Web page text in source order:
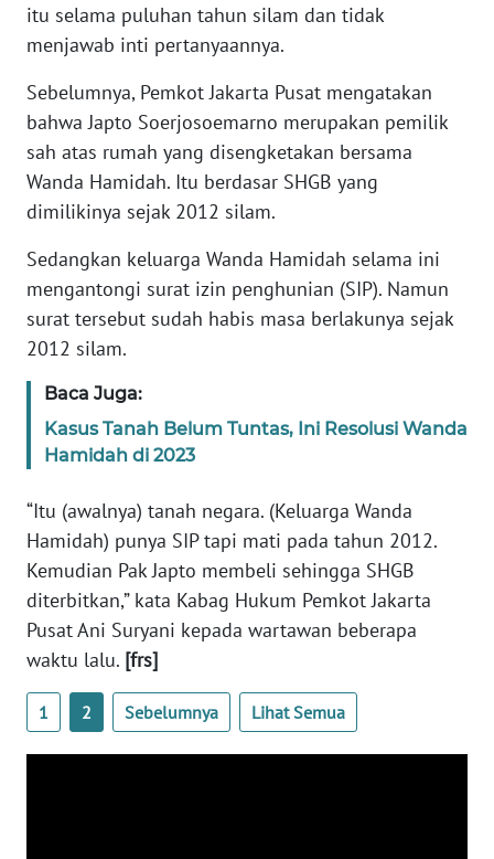
itu selama puluhan tahun silam dan tidak
menjawab inti pertanyaannya.
Sebelumnya, Pemkot Jakarta Pusat mengatakan
bahwa Japto Soerjosoemarno merupakan pemilik
sah atas rumah yang disengketakan bersama
Wanda Hamidah. Itu berdasar SHGB yang
dimilikinya sejak 2012 silam.
Sedangkan keluarga Wanda Hamidah selama ini
mengantongi surat izin penghunian (SIP). Namun
surat tersebut sudah habis masa berlakunya sejak
2012 silam.
Baca Juga:
Kasus Tanah Belum Tuntas, Ini Resolusi Wanda
Hamidah di 2023
“Itu (awalnya) tanah negara. (Keluarga Wanda
Hamidah) punya SIP tapi mati pada tahun 2012.
Kemudian Pak Japto membeli sehingga SHGB
diterbitkan,” kata Kabag Hukum Pemkot Jakarta
Pusat Ani Suryani kepada wartawan beberapa
waktu lalu. [frs]
1 2 Sebelumnya Lihat Semua
WN
JABAR
WN
BANTEN
WN
NTT
WN
KEPRI
PAPUA
WN
WN
RIAU
WN
SERAMBI
JAMBI